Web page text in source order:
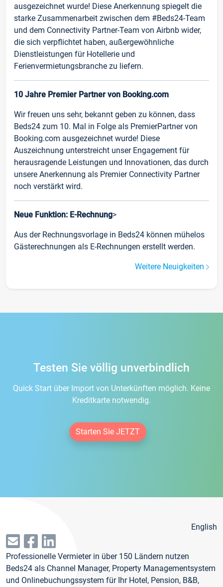
ausgezeichnet wurde! Diese Anerkennung spiegelt die
starke Zusammenarbeit zwischen dem #Beds24-Team
und dem Connectivity Partner-Team von Airbnb wider,
die sich verpflichtet haben, außergewöhnliche
Dienstleistungen für Hotellerie und
Ferienvermietungsbranche zu liefern.
10 Jahre Premier Partner von Booking.com
Wir freuen uns sehr, bekannt geben zu können, dass
Beds24 zum 10. Mal in Folge als PremierPartner von
Booking.com ausgezeichnet wurde! Diese
Auszeichnung unterstreicht unser Engagement für
herausragende Leistungen und Innovationen, das durch
unsere Anerkennung als Premier Connectivity Partner
noch verstärkt wird.
Neue Funktion: E-Rechnung>
Aus der Rechnungsvorlage in Beds24 können mühelos
Gästerechnungen als E-Rechnungen erstellt werden.
Weitere Neuigkeiten
Testen Sie völlig unverbindlich
Quick Start über Import von Unterkünften möglich. Keine
Kreditkarte notwendig.
Starten Sie JETZT
English
Professionelle Vermieter in über 150 Ländern nutzen
Beds24 als Channel Manager, Property Managementsystem
und Onlinebuchungssystem für Ihr Hotel, Pension, B&B,